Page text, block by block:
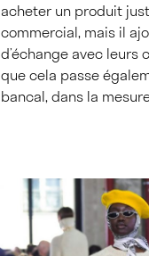
acheter un produit
commercial, mais il
d’échange avec
que cela passe
bancal, dans la